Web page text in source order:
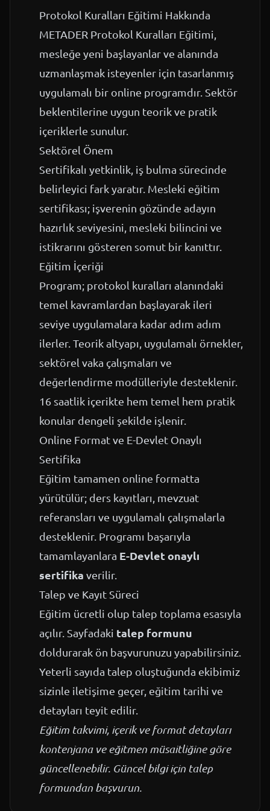
Protokol Kuralları Eğitimi Hakkında
METADER Protokol Kuralları Eğitimi,
mesleğe yeni başlayanlar ve alanında
uzmanlaşmak isteyenler için tasarlanmış
uygulamalı bir online programdır. Sektör
beklentilerine uygun teorik ve pratik
içeriklerle sunulur.
Sektörel Önem
Sertifikalı yetkinlik, iş bulma sürecinde
belirleyici fark yaratır. Mesleki eğitim
sertifikası; işverenin gözünde adayın
hazırlık seviyesini, mesleki bilincini ve
istikrarını gösteren somut bir kanıttır.
Eğitim İçeriği
Program; protokol kuralları alanındaki
temel kavramlardan başlayarak ileri
seviye uygulamalara kadar adım adım
ilerler. Teorik altyapı, uygulamalı örnekler,
sektörel vaka çalışmaları ve
değerlendirme modülleriyle desteklenir.
16 saatlik içerikte hem temel hem pratik
konular dengeli şekilde işlenir.
Online Format ve E-Devlet Onaylı
Sertifika
Eğitim tamamen online formatta
yürütülür; ders kayıtları, mevzuat
referansları ve uygulamalı çalışmalarla
desteklenir. Programı başarıyla
tamamlayanlara E-Devlet onaylı
sertifika verilir.
Talep ve Kayıt Süreci
Eğitim ücretli olup talep toplama esasıyla
açılır. Sayfadaki talep formunu
doldurarak ön başvurunuzu yapabilirsiniz.
Yeterli sayıda talep oluştuğunda ekibimiz
sizinle iletişime geçer, eğitim tarihi ve
detayları teyit edilir.
Eğitim takvimi, içerik ve format detayları
kontenjana ve eğitmen müsaitliğine göre
güncellenebilir. Güncel bilgi için talep
formundan başvurun.